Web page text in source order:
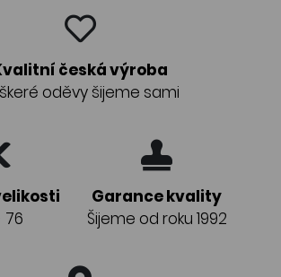
česká výroba
oděvy šijeme sami
76
Garance kvality
Šijeme od roku 1992